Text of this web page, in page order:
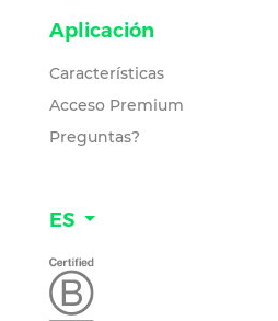
Aplicación
Características
Acceso Premium
Preguntas?
ES